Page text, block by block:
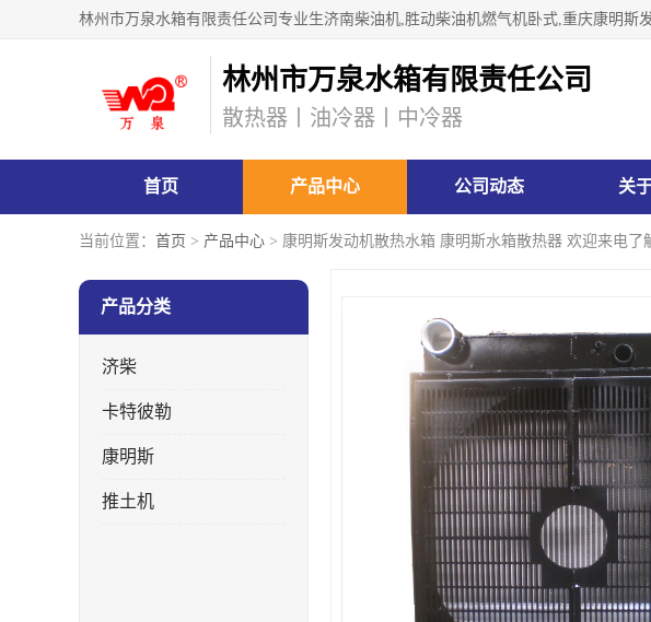
林州市万泉水箱有限责任公司
散热器丨油冷器丨中冷器
首页 产品中心 公司动态 关
当前位置： 首页 > 产品中心 > 康明斯发动机散热水箱 康明斯水箱散热器 欢迎来电了
产品分类
济柴
卡特彼勒
康明斯
推土机